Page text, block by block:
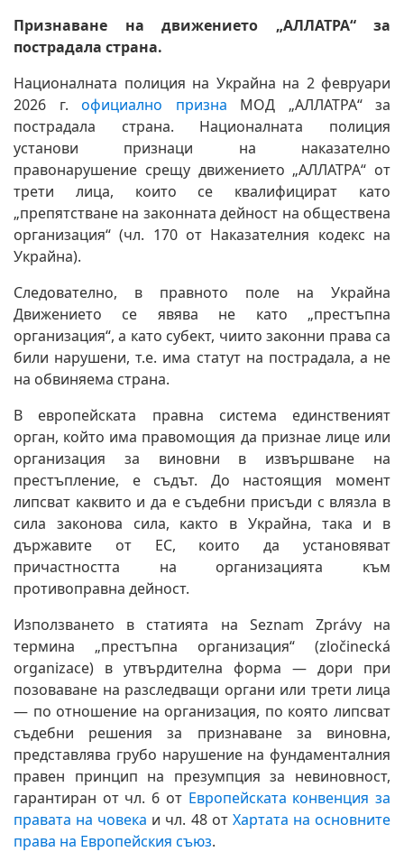
Признаване на движението „АЛЛАТРА“ за
пострадала страна.
Националната полиция на Украйна на 2 февруари
2026 г. официално призна МОД „АЛЛАТРА“ за
пострадала страна. Националната полиция
установи признаци на наказателно
правонарушение срещу движението „АЛЛАТРА“ от
трети лица, които се квалифицират като
„препятстване на законната дейност на обществена
организация“ (чл. 170 от Наказателния кодекс на
Украйна).
Следователно, в правното поле на Украйна
Движението се явява не като „престъпна
организация“, а като субект, чиито законни права са
били нарушени, т.е. има статут на пострадала, а не
на обвиняема страна.
В европейската правна система единственият
орган, който има правомощия да признае лице или
организация за виновни в извършване на
престъпление, е съдът. До настоящия момент
липсват каквито и да е съдебни присъди с влязла в
сила законова сила, както в Украйна, така и в
държавите от ЕС, които да установяват
причастността на организацията към
противоправна дейност.
Използването в статията на Seznam Zprávy на
термина „престъпна организация“ (zločinecká
organizace) в утвърдителна форма — дори при
позоваване на разследващи органи или трети лица
— по отношение на организация, по която липсват
съдебни решения за признаване за виновна,
представлява грубо нарушение на фундаменталния
правен принцип на презумпция за невиновност,
гарантиран от чл. 6 от Европейската конвенция за
правата на човека и чл. 48 от Хартата на основните
права на Европейския съюз.